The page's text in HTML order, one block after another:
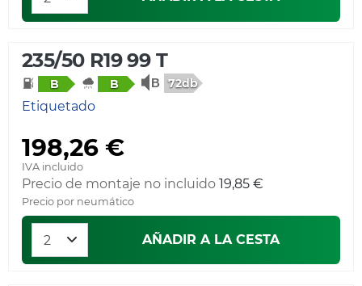
235/50 R19 99 T
B B 72db
Etiquetado
198,26 €
IVA incluido
Precio de montaje no incluido 19,85 €
Precio por neumático
AÑADIR A LA CESTA